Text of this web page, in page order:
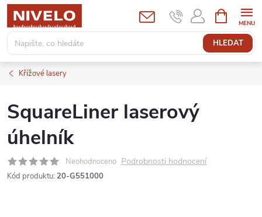
Přejít
obsah
HLEDAT
NÁKUPNÍ
KOŠÍK
Křížové lasery
SquareLiner laserový
úhelník
Neohodnoceno Podrobnosti hodnocení
Kód produktu: 20-G551000